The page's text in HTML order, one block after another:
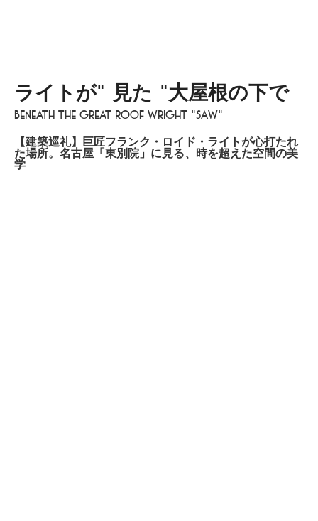
ライトが" 見た "大屋根の下で
Beneath the great roof Wright "saw"
【建築巡礼】巨匠フランク・ロイド・ライトが心打たれ
た場所。名古屋「東別院」に見る、時を超えた空間の美
学